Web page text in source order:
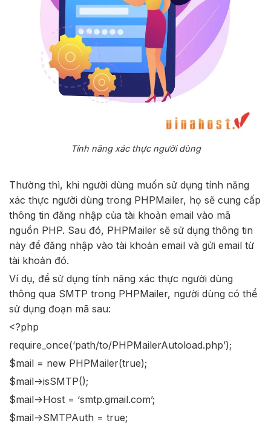
Tính năng xác thực người dùng
Thường thì, khi người dùng muốn sử dụng tính năng
xác thực người dùng trong PHPMailer, họ sẽ cung cấp
thông tin đăng nhập của tài khoản email vào mã
nguồn PHP. Sau đó, PHPMailer sẽ sử dụng thông tin
này để đăng nhập vào tài khoản email và gửi email từ
tài khoản đó.
Ví dụ, để sử dụng tính năng xác thực người dùng
thông qua SMTP trong PHPMailer, người dùng có thể
sử dụng đoạn mã sau:
<?php
require_once(‘path/to/PHPMailerAutoload.php’);
$mail = new PHPMailer(true);
$mail->isSMTP();
$mail->Host = ‘smtp.gmail.com’;
$mail->SMTPAuth = true;